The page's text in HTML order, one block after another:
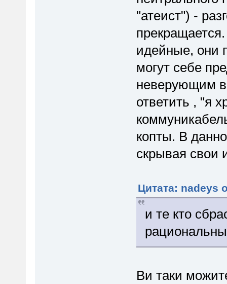
"атеист") -
идейные, они
могут себе
неверующим
ответить , "я
копты. В
скрывая свои
Цитата: nadeys
и те кто
Ви таки